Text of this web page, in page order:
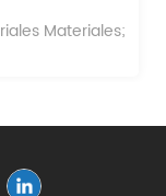
Materiales;